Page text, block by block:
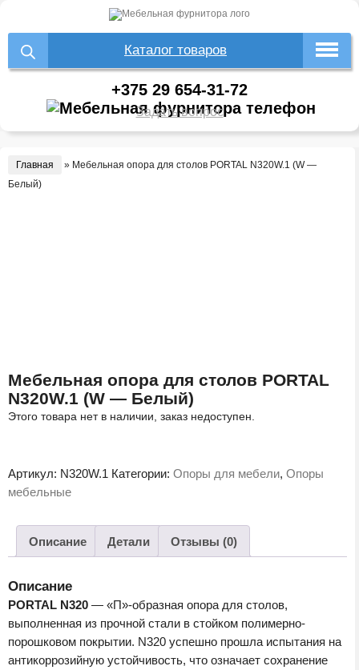
Каталог товаров
+375 29 654-31-72
Задать вопрос
Главная » Мебельная опора для столов PORTAL N320W.1 (W —
Белый)
Мебельная опора для столов PORTAL
N320W.1 (W — Белый)
Этого товара нет в наличии, заказ недоступен.
Артикул: N320W.1 Категории: Опоры для мебели, Опоры
мебельные
Описание Детали Отзывы (0)
Описание
PORTAL N320 — «П»-образная опора для столов,
выполненная из прочной стали в стойком полимерно-
порошковом покрытии. N320 успешно прошла испытания на
антикоррозийную устойчивость, что означает сохранение